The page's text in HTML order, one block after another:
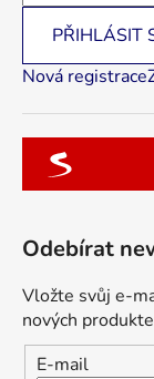
PŘIHLÁSIT
Nová registrace
Odebírat
Vložte svůj e-
nových
E-mail